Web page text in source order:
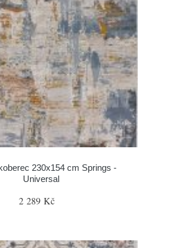
230x154 cm Springs -
Universal
2 289 Kč